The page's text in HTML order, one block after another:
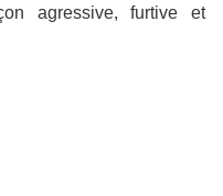
agressive, furtive et